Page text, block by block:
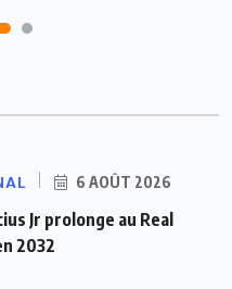
6 AOÛT 2026
Jr prolonge au Real
2032